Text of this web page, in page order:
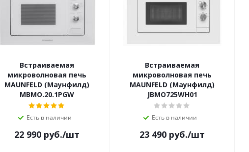
Встраиваемая
микроволновая печь
MAUNFELD (Маунфилд)
MBMO.20.1PGW
Есть в наличии
22 990 руб./шт
Встраиваемая
микроволновая печь
MAUNFELD (Маунфилд)
JBMO725WH01
Есть в наличии
23 490 руб./шт